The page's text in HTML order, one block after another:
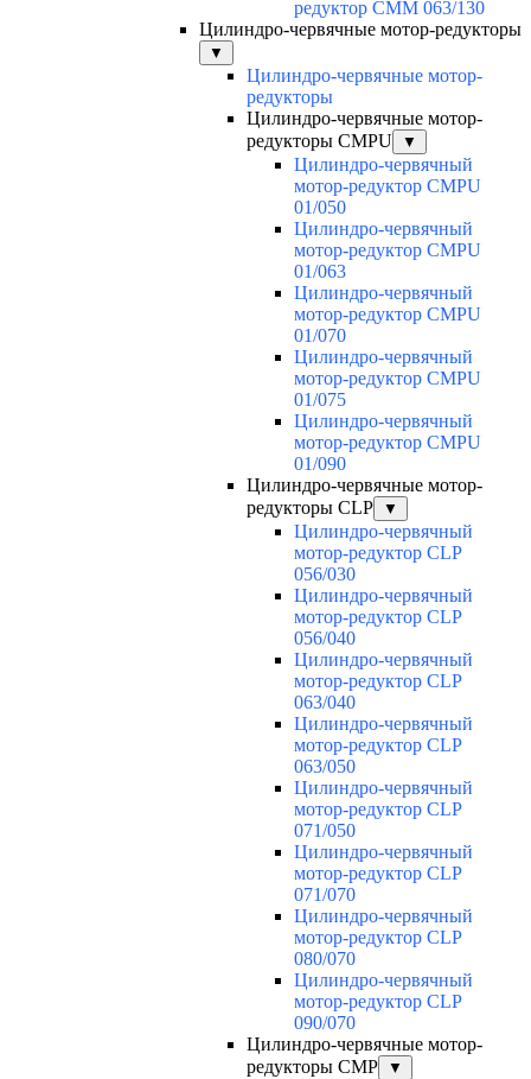
редуктор CMM 063/130
Цилиндро-червячные мотор-редукторы
▼
Цилиндро-червячные мотор-
редукторы
Цилиндро-червячные мотор-
редукторы CMPU
▼
Цилиндро-червячный
мотор-редуктор CMPU
01/050
Цилиндро-червячный
мотор-редуктор CMPU
01/063
Цилиндро-червячный
мотор-редуктор CMPU
01/070
Цилиндро-червячный
мотор-редуктор CMPU
01/075
Цилиндро-червячный
мотор-редуктор CMPU
01/090
Цилиндро-червячные мотор-
редукторы CLP
▼
Цилиндро-червячный
мотор-редуктор CLP
056/030
Цилиндро-червячный
мотор-редуктор CLP
056/040
Цилиндро-червячный
мотор-редуктор CLP
063/040
Цилиндро-червячный
мотор-редуктор CLP
063/050
Цилиндро-червячный
мотор-редуктор CLP
071/050
Цилиндро-червячный
мотор-редуктор CLP
071/070
Цилиндро-червячный
мотор-редуктор CLP
080/070
Цилиндро-червячный
мотор-редуктор CLP
090/070
Цилиндро-червячные мотор-
редукторы CMP
▼